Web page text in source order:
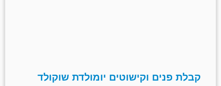
קבלת פנים וקישוטים יומולדת שוקולד